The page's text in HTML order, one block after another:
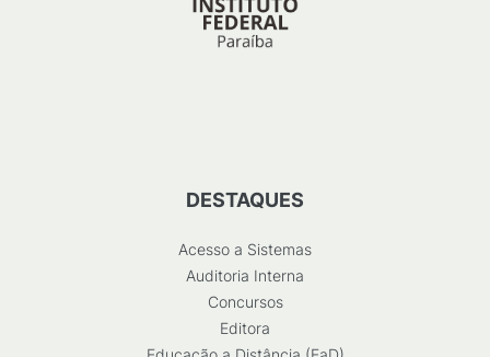
DESTAQUES
Acesso a Sistemas
Auditoria Interna
Concursos
Editora